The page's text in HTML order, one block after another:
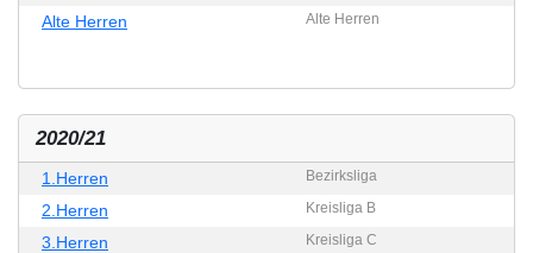
Alte Herren Alte Herren
2020/21
1.Herren Bezirksliga
2.Herren Kreisliga B
3.Herren Kreisliga C